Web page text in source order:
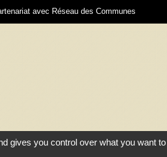
avec Réseau des Communes
gives you control over what you want to